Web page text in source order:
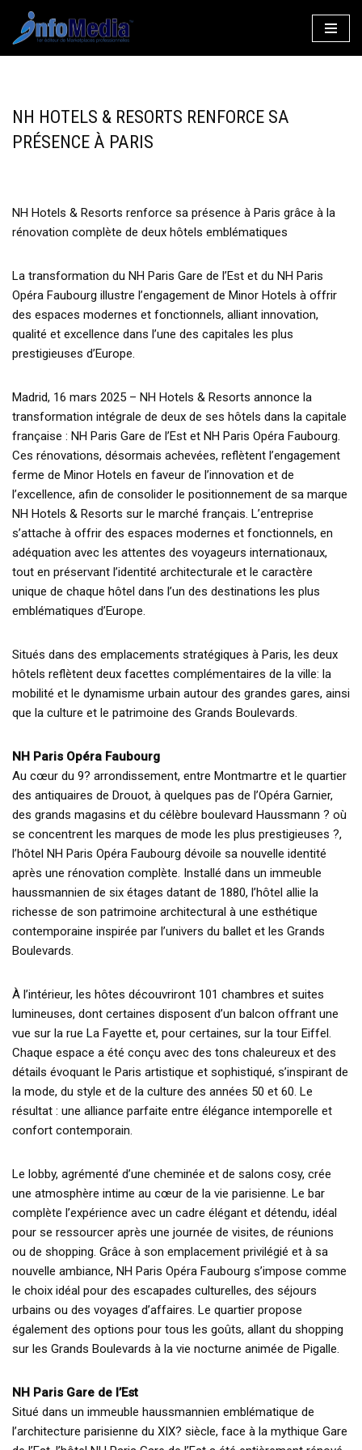
Aller
NH HOTELS & RESORTS RENFORCE SA
PRÉSENCE À PARIS
NH Hotels & Resorts renforce sa présence à Paris grâce à la
rénovation complète de deux hôtels emblématiques
La transformation du NH Paris Gare de l’Est et du NH Paris
Opéra Faubourg illustre l’engagement de Minor Hotels à offrir
des espaces modernes et fonctionnels, alliant innovation,
qualité et excellence dans l’une des capitales les plus
prestigieuses d’Europe.
Madrid, 16 mars 2025 – NH Hotels & Resorts annonce la
transformation intégrale de deux de ses hôtels dans la capitale
française : NH Paris Gare de l’Est et NH Paris Opéra Faubourg.
Ces rénovations, désormais achevées, reflètent l’engagement
ferme de Minor Hotels en faveur de l’innovation et de
l’excellence, afin de consolider le positionnement de sa marque
NH Hotels & Resorts sur le marché français. L’entreprise
s’attache à offrir des espaces modernes et fonctionnels, en
adéquation avec les attentes des voyageurs internationaux,
tout en préservant l’identité architecturale et le caractère
unique de chaque hôtel dans l’un des destinations les plus
emblématiques d’Europe.
Situés dans des emplacements stratégiques à Paris, les deux
hôtels reflètent deux facettes complémentaires de la ville: la
mobilité et le dynamisme urbain autour des grandes gares, ainsi
que la culture et le patrimoine des Grands Boulevards.
NH Paris Opéra Faubourg
Au cœur du 9? arrondissement, entre Montmartre et le quartier
des antiquaires de Drouot, à quelques pas de l’Opéra Garnier,
des grands magasins et du célèbre boulevard Haussmann ? où
se concentrent les marques de mode les plus prestigieuses ?,
l’hôtel NH Paris Opéra Faubourg dévoile sa nouvelle identité
après une rénovation complète. Installé dans un immeuble
haussmannien de six étages datant de 1880, l’hôtel allie la
richesse de son patrimoine architectural à une esthétique
contemporaine inspirée par l’univers du ballet et les Grands
Boulevards.
À l’intérieur, les hôtes découvriront 101 chambres et suites
lumineuses, dont certaines disposent d’un balcon offrant une
vue sur la rue La Fayette et, pour certaines, sur la tour Eiffel.
Chaque espace a été conçu avec des tons chaleureux et des
détails évoquant le Paris artistique et sophistiqué, s’inspirant de
la mode, du style et de la culture des années 50 et 60. Le
résultat : une alliance parfaite entre élégance intemporelle et
confort contemporain.
Le lobby, agrémenté d’une cheminée et de salons cosy, crée
une atmosphère intime au cœur de la vie parisienne. Le bar
complète l’expérience avec un cadre élégant et détendu, idéal
pour se ressourcer après une journée de visites, de réunions
ou de shopping. Grâce à son emplacement privilégié et à sa
nouvelle ambiance, NH Paris Opéra Faubourg s’impose comme
le choix idéal pour des escapades culturelles, des séjours
urbains ou des voyages d’affaires. Le quartier propose
également des options pour tous les goûts, allant du shopping
sur les Grands Boulevards à la vie nocturne animée de Pigalle.
NH Paris Gare de l’Est
Situé dans un immeuble haussmannien emblématique de
l’architecture parisienne du XIX? siècle, face à la mythique Gare